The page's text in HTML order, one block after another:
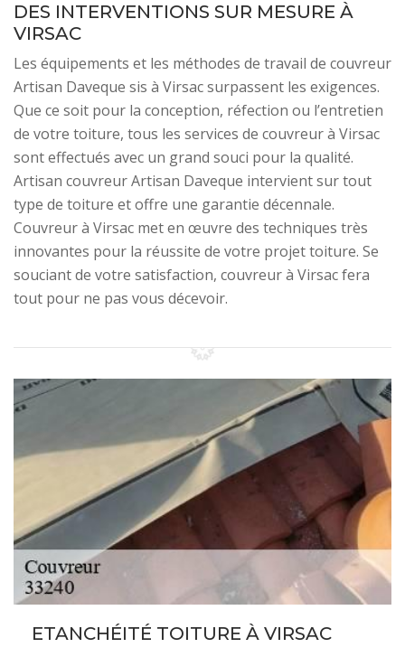
DES INTERVENTIONS SUR MESURE À
VIRSAC
Les équipements et les méthodes de travail de couvreur
Artisan Daveque sis à Virsac surpassent les exigences.
Que ce soit pour la conception, réfection ou l’entretien
de votre toiture, tous les services de couvreur à Virsac
sont effectués avec un grand souci pour la qualité.
Artisan couvreur Artisan Daveque intervient sur tout
type de toiture et offre une garantie décennale.
Couvreur à Virsac met en œuvre des techniques très
innovantes pour la réussite de votre projet toiture. Se
souciant de votre satisfaction, couvreur à Virsac fera
tout pour ne pas vous décevoir.
ETANCHÉITÉ TOITURE À VIRSAC